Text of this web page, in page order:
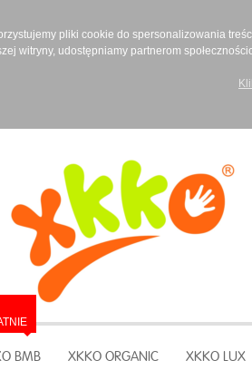
pliki cookie do spersonalizowania
witryny, udostępniamy partnerom
BMB XKKO ORGANIC XKKO LUX